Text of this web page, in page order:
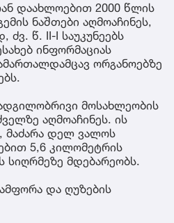
დაახლოებით 2000 წლის
ნაშთები აღმოაჩინეს,
წ. II-I საუკუნეებს
ინფორმაციას
ორგანოებზე
მოსახლეობის
აღმოაჩინეს. ის
მაძარა დელ ვალოს
5,6 კილომეტრის
სიღრმეზე მდებარეობს.
და ღუზების